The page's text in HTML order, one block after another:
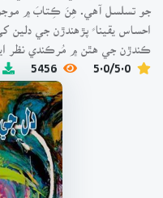
جو تسلسل آهي. هِنَ ڪِتابَ ۾
احساس يقينا ً پڙهندڙن جي دلين
ڪندڙن جي هٿن ۾ مُرڪندي نظر
5.0/5.0
5456